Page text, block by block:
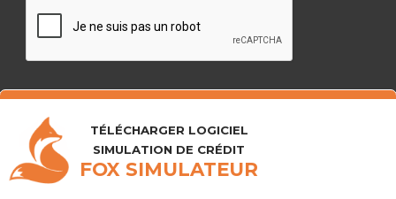
TÉLÉCHARGER LOGICIEL
SIMULATION DE CRÉDIT
FOX SIMULATEUR